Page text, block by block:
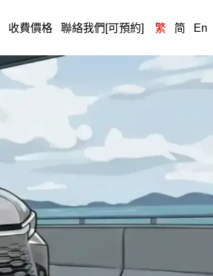
收費價格 聯絡我們[可預約] 繁 简 En